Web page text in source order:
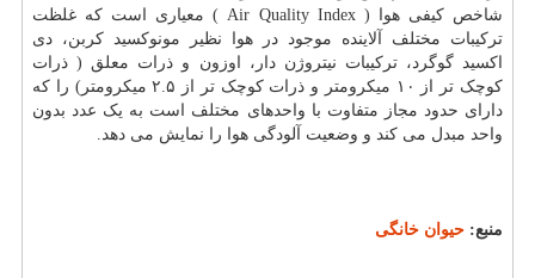
شاخص کیفی هوا ( Air Quality Index ) معیاری است که غلظت
ترکیبات مختلف آلاینده موجود در هوا نظیر مونوکسید کربن، دی
اکسید گوگرد، ترکیبات نیتروژن دار، اوزون و ذرات معلق ( ذرات
کوچک تر از ۱۰ میکرومتر و ذرات کوچک تر از ۲.۵ میکرومتر) را که
دارای حدود مجاز متفاوت با واحدهای مختلف است به یک عدد بدون
واحد مبدل می کند و وضعیت آلودگی هوا را نمایش می دهد.
منبع: حیوان خانگی